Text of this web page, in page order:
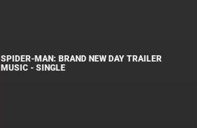
SPIDER-MAN: BRAND NEW DAY TRAILER
MUSIC - SINGLE